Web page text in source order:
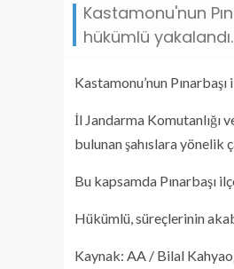
Kastamonu'nun
hükümlü yakalandı.
Kastamonu’nun
İl Jandarma Komutanlığı
bulunan şahıslara yönelik
Bu kapsamda Pınarbaşı
Hükümlü, süreçlerinin
Kaynak: AA / Bilal